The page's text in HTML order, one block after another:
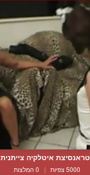
טראנסיצת איטלקיה צייתנית
5000 צפיות | 0 המלצות